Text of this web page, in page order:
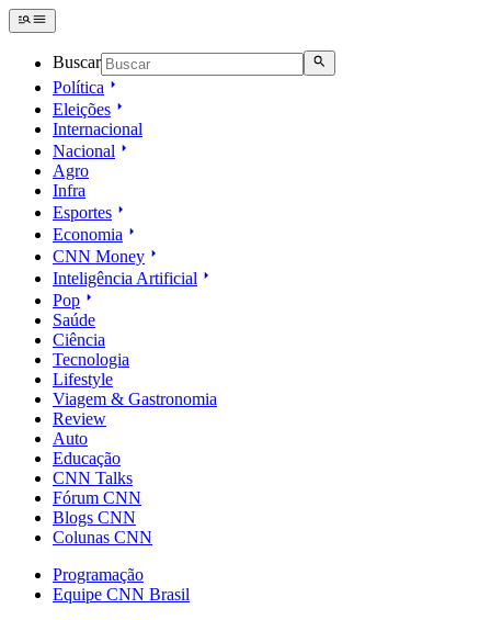
Buscar
Política
Eleições
Internacional
Nacional
Agro
Infra
Esportes
Economia
CNN Money
Inteligência Artificial
Pop
Saúde
Ciência
Tecnologia
Lifestyle
Viagem & Gastronomia
Review
Auto
Educação
CNN Talks
Fórum CNN
Blogs CNN
Colunas CNN
Programação
Equipe CNN Brasil